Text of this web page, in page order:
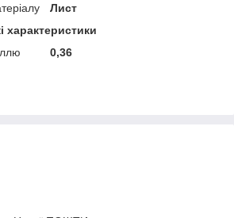
Лист
характеристики
0,36